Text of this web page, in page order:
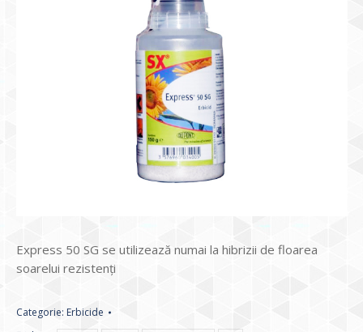
Express 50 SG se utilizează numai la hibrizii de floarea
soarelui rezistenţi
Categorie: Erbicide